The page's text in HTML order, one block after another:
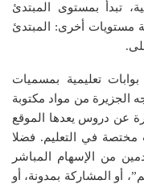
تبدأ بمستوى المبتدئ
مستويات أخرى: المبتدئ
تعليمية بمسميات
الجزيرة من مواد مكتوبة
عن دروس يعدها الموقع
مختصة في التعليم. فضلا
من الإسهام المباشر
أو المشاركة بمدونة، أو